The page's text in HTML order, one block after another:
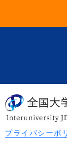
プライバシーポ